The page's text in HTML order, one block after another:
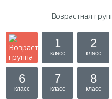
Возрастная
1
класс
2
класс
6
класс
7
класс
8
класс